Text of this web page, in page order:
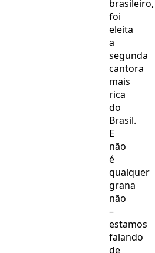
brasileiro,
foi
eleita
a
segunda
cantora
mais
rica
do
Brasil.
E
não
é
qualquer
grana
não
–
estamos
falando
de